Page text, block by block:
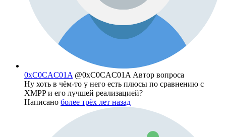
0xC0CAC01A @0xC0CAC01A Автор вопроса
Ну хоть в чём-то у него есть плюсы по сравнению с
XMPP и его лучшей реализацией?
Написано более трёх лет назад